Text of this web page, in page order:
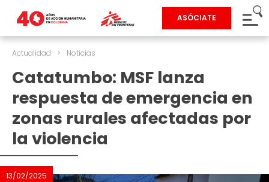
ASÓCIATE
Actualidad > Noticias
Catatumbo: MSF lanza
respuesta de emergencia en
zonas rurales afectadas por
la violencia
13/02/2025